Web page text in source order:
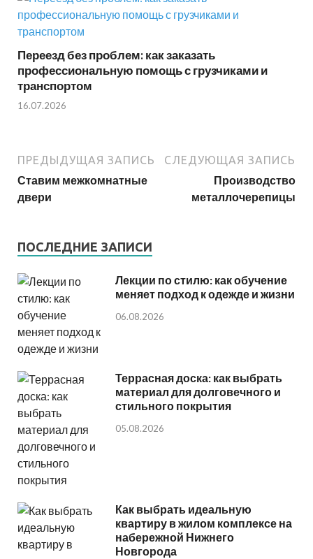
Переезд без проблем: как заказать
профессиональную помощь с грузчиками и
транспортом
16.07.2026
ПРЕДЫДУЩАЯ ЗАПИСЬ
Ставим межкомнатные
двери
СЛЕДУЮЩАЯ ЗАПИСЬ
Производство
металлочерепицы
ПОСЛЕДНИЕ ЗАПИСИ
Лекции по стилю: как обучение
меняет подход к одежде и жизни
06.08.2026
Террасная доска: как выбрать
материал для долговечного и
стильного покрытия
05.08.2026
Как выбрать идеальную
квартиру в жилом комплексе на
набережной Нижнего
Новгорода